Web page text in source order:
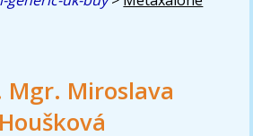
Mgr. Miroslava
Houšková